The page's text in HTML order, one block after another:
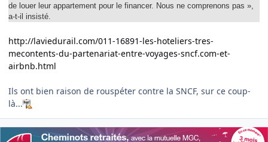
de louer leur appartement pour le financer. Nous ne comprenons pas »,
a-t-il insisté.
http://laviedurail.com/011-16891-les-hoteliers-tres-
mecontents-du-partenariat-entre-voyages-sncf.com-et-
airbnb.html
Ils ont bien raison de rouspéter contre la SNCF, sur ce coup-
là...